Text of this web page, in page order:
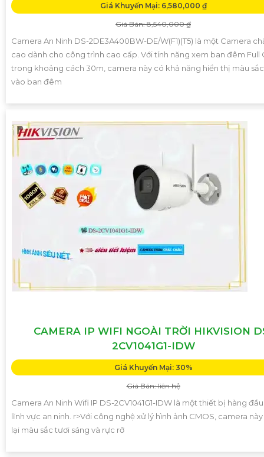
Giá Khuyến Mại: 6,580,000 ₫
Giá Bán: 8,540,000 ₫
Camera An Ninh DS-2DE3A400BW-DE/W(F1)(T5) là một Camera
cao dành cho công trình cao cấp. Với tính năng xem ban đêm Full
trong khoảng cách 30m, camera này có khả năng hiển thị màu
vào ban đêm
CAMERA IP WIFI NGOÀI TRỜI HIKVISION
2CV1041G1-IDW
Giá Khuyến Mại: 30%
Giá Bán: liên hệ
Camera An Ninh Wifi IP DS-2CV1041G1-IDW là một thiết bị hàng
lĩnh vực an ninh. r>Với công nghệ xử lý hình ảnh CMOS, camera
lại màu sắc tươi sáng và rực rỡ